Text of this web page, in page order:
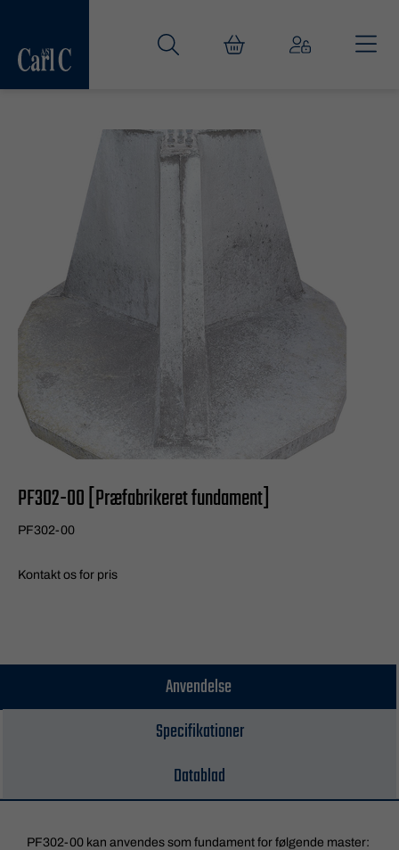
PF302-00 [Præfabrikeret fundament]
PF302-00
Kontakt os for pris
Anvendelse
Specifikationer
Datablad
PF302-00 kan anvendes som fundament for følgende master: